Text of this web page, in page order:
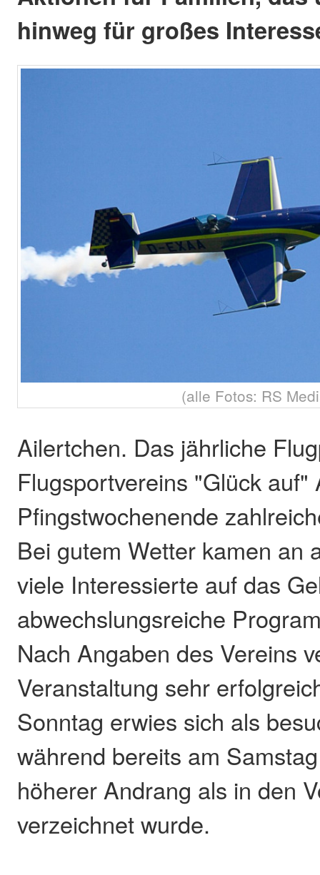
hinweg für großes
(alle Fotos: RS
Ailertchen. Das jährliche
Flugsportvereins "Glück
Pfingstwochenende
Bei gutem Wetter kamen an
viele Interessierte auf das
abwechslungsreiche
Nach Angaben des Vereins
Veranstaltung sehr
Sonntag erwies sich als
während bereits am
höherer Andrang als in den
verzeichnet wurde.